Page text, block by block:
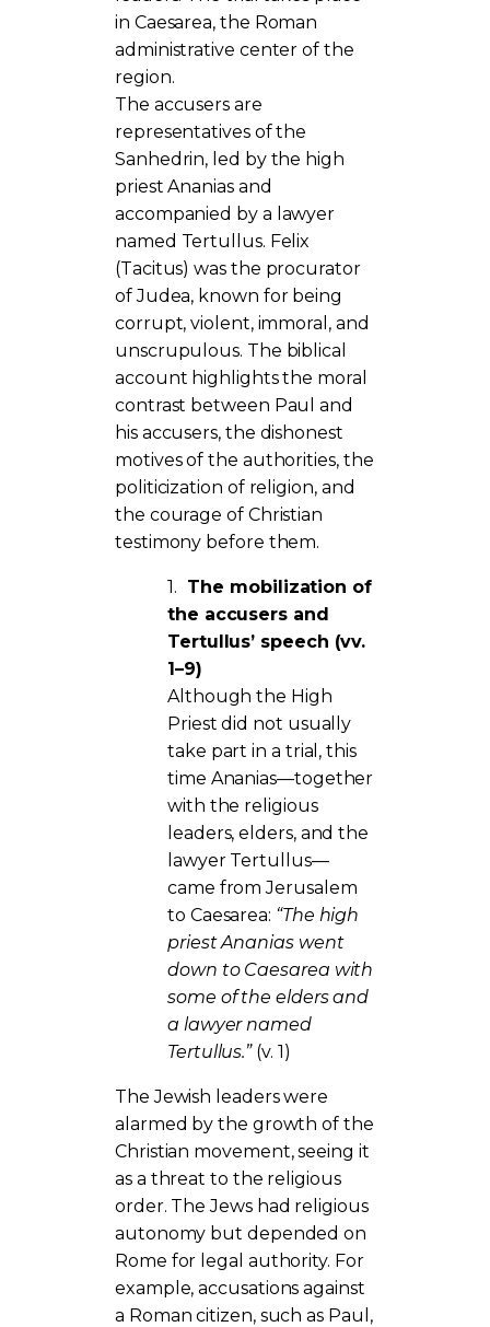
in Caesarea, the Roman
administrative center of the
region.
The accusers are
representatives of the
Sanhedrin, led by the high
priest Ananias and
accompanied by a lawyer
named Tertullus. Felix
(Tacitus) was the procurator
of Judea, known for being
corrupt, violent, immoral, and
unscrupulous. The biblical
account highlights the moral
contrast between Paul and
his accusers, the dishonest
motives of the authorities, the
politicization of religion, and
the courage of Christian
testimony before them.
1. The mobilization of
the accusers and
Tertullus’ speech (vv.
1–9)
Although the High
Priest did not usually
take part in a trial, this
time Ananias—together
with the religious
leaders, elders, and the
lawyer Tertullus—
came from Jerusalem
to Caesarea: “The high
priest Ananias went
down to Caesarea with
some of the elders and
a lawyer named
Tertullus.”(v. 1)
The Jewish leaders were
alarmed by the growth of the
Christian movement, seeing it
as a threat to the religious
order. The Jews had religious
autonomy but depended on
Rome for legal authority. For
example, accusations against
a Roman citizen, such as Paul,